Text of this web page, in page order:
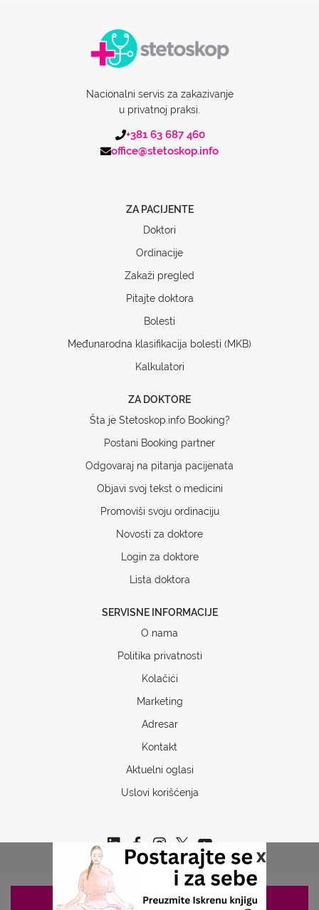
x
Nacionalni servis za zakazivanje
u privatnoj praksi.
+381 63 687 460
office@stetoskop.info
ZA PACIJENTE
Doktori
Ordinacije
Zakaži pregled
Pitajte doktora
Bolesti
Međunarodna klasifikacija bolesti (MKB)
Kalkulatori
ZA DOKTORE
Šta je Stetoskop.info Booking?
Postani Booking partner
Odgovaraj na pitanja pacijenata
Objavi svoj tekst o medicini
Promoviši svoju ordinaciju
Novosti za doktore
Login za doktore
Lista doktora
SERVISNE INFORMACIJE
O nama
Politika privatnosti
Kolačići
Marketing
Adresar
Kontakt
Aktuelni oglasi
Uslovi korišćenja
ZAKAZIVANJE 063/687-460